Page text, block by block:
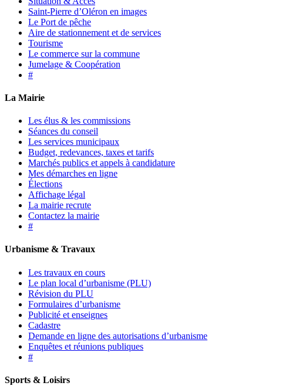
Saint-Pierre d’Oléron en images
Le Port de pêche
Aire de stationnement et de services
Tourisme
Le commerce sur la commune
Jumelage & Coopération
#
La Mairie
Les élus & les commissions
Séances du conseil
Les services municipaux
Budget, redevances, taxes et tarifs
Marchés publics et appels à candidature
Mes démarches en ligne
Élections
Affichage légal
La mairie recrute
Contactez la mairie
#
Urbanisme & Travaux
Les travaux en cours
Le plan local d’urbanisme (PLU)
Révision du PLU
Formulaires d’urbanisme
Publicité et enseignes
Cadastre
Demande en ligne des autorisations d’urbanisme
Enquêtes et réunions publiques
#
Sports & Loisirs